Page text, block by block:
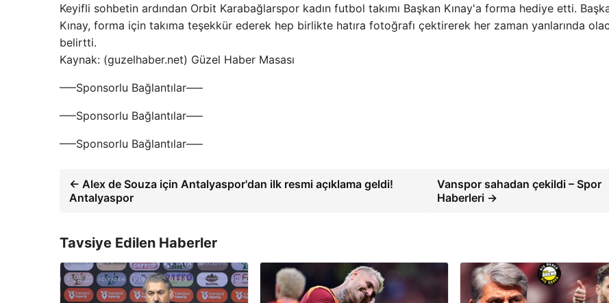
Keyifli sohbetin ardından Orbit Karabağlarspor kadın futbol takımı Başkan Kınay'a forma hediye etti.
Kınay, forma için takıma teşekkür ederek hep birlikte hatıra fotoğrafı çektirerek her zaman yanlarında
belirtti.
Kaynak: (guzelhaber.net) Güzel Haber Masası
—–Sponsorlu Bağlantılar—–
—–Sponsorlu Bağlantılar—–
—–Sponsorlu Bağlantılar—–
← Alex de Souza için Antalyaspor'dan ilk resmi açıklama geldi!
Antalyaspor
Vanspor sahadan çekildi – Spor
Haberleri →
Tavsiye Edilen Haberler